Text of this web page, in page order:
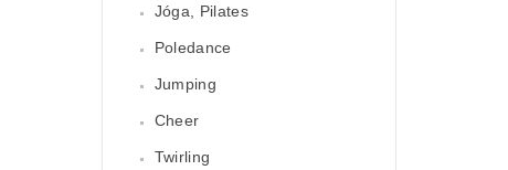
Jóga, Pilates
Poledance
Jumping
Cheer
Twirling